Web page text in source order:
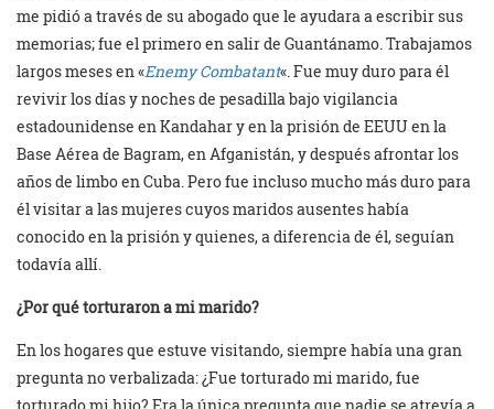
me pidió a través de su abogado que le ayudara a escribir sus
memorias; fue el primero en salir de Guantánamo. Trabajamos
largos meses en «Enemy Combatant«. Fue muy duro para él
revivir los días y noches de pesadilla bajo vigilancia
estadounidense en Kandahar y en la prisión de EEUU en la
Base Aérea de Bagram, en Afganistán, y después afrontar los
años de limbo en Cuba. Pero fue incluso mucho más duro para
él visitar a las mujeres cuyos maridos ausentes había
conocido en la prisión y quienes, a diferencia de él, seguían
todavía allí.
¿Por qué torturaron a mi marido?
En los hogares que estuve visitando, siempre había una gran
pregunta no verbalizada: ¿Fue torturado mi marido, fue
torturado mi hijo? Era la única pregunta que nadie se atrevía a